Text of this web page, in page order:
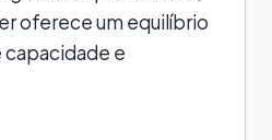
oferece um equilíbrio
e